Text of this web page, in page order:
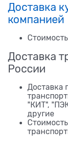
Доставка
компанией
Доставка
России
Доставка
"КИТ",
другие